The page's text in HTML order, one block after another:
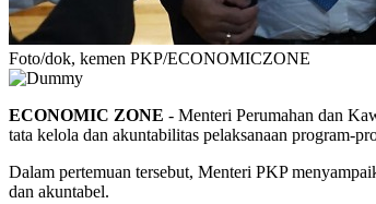
Foto/dok, kemen PKP/ECONOMICZONE
ECONOMIC ZONE - Menteri Perumahan dan
tata kelola dan akuntabilitas pelaksanaan program-
Dalam pertemuan tersebut, Menteri PKP
dan akuntabel.